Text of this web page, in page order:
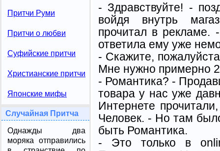
Притчи Руми
Притчи о любви
Суфийские притчи
Христианские притчи
Японские мифы
Случайная Притча
Однажды два
моряка отправились
- Здравствуйте! -
войдя внутрь
прочитал в рекламе.
ответила ему уже
- Скажите,
Мне нужно примерно
- Романтика? -
товара у нас уже
Интернете
Человек. - Но там
быть Романтика.
- Это только в